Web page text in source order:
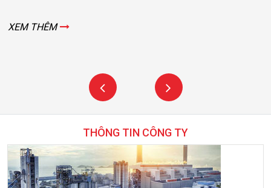
XEM THÊM
THÔNG TIN CÔNG TY